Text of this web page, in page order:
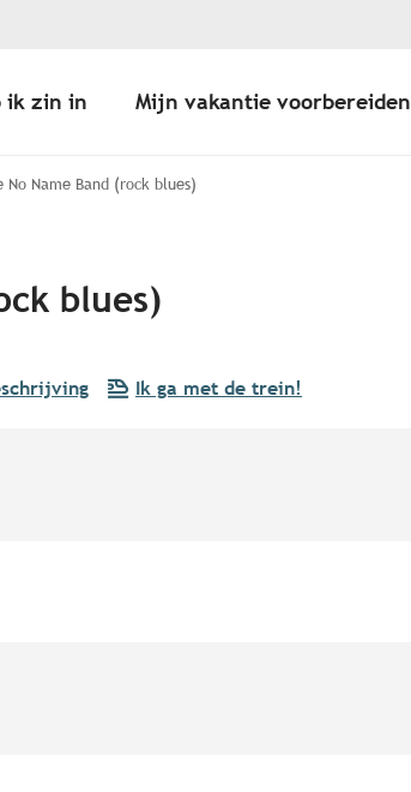
ik zin in Mijn vakantie voorbereiden
No Name Band (rock blues)
blues)
Ik ga met de trein!